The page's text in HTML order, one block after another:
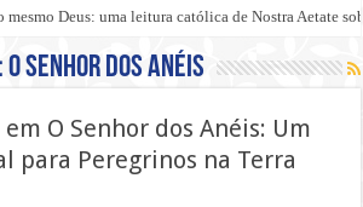
mesmo Deus: uma leitura católica de Nostra Aetate
O Senhor dos Anéis
O Senhor dos Anéis: Um
para Peregrinos na Terra